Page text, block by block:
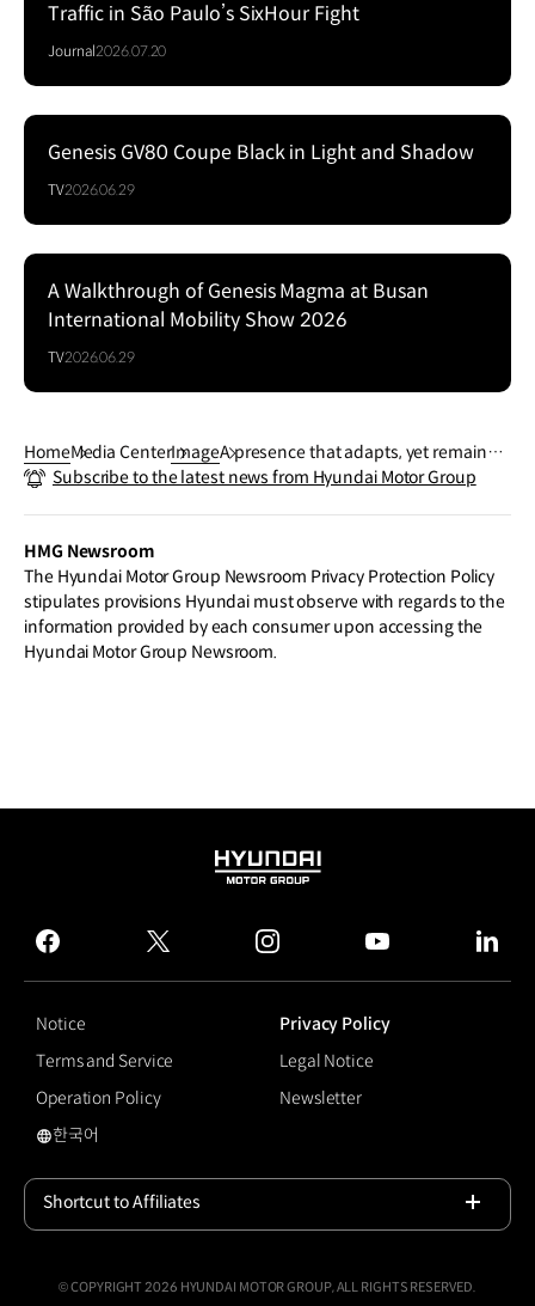
Traffic in São Paulo’s SixHour Fight
Journal2026.07.20
Series
Genesis GV80 Coupe Black in Light and Shadow
TV2026.06.29
A Walkthrough of Genesis Magma at Busan
International Mobility Show 2026
TV2026.06.29
HomeMedia CenterImageA presence that adapts, yet remains d
istinct. The G70 Shooting Brake carries
Subscribe to the latest news from Hyundai Motor Group
HMG Newsroom
The Hyundai Motor Group Newsroom Privacy Protection Policy
stipulates provisions Hyundai must observe with regards to the
information provided by each consumer upon accessing the
Hyundai Motor Group Newsroom.
HYUNDAI
GROUP
facebook
twitter instagram
Notice
Privacy Policy
Terms and Service
Legal Notice
Operation Policy
Newsletter
국문 사이트로 이동
한국어
Shortcut to Affiliates
© COPYRIGHT 2026 HYUNDAI MOTOR GROUP, ALL RIGHTS RESERVED.